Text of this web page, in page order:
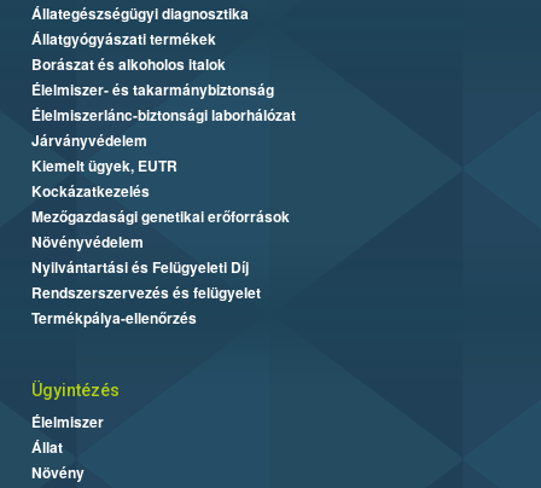
Állategészségügyi diagnosztika
Állatgyógyászati termékek
Borászat és alkoholos italok
Élelmiszer- és takarmánybiztonság
Élelmiszerlánc-biztonsági laborhálózat
Járványvédelem
Kiemelt ügyek, EUTR
Kockázatkezelés
Mezőgazdasági genetikai erőforrások
Növényvédelem
Nyilvántartási és Felügyeleti Díj
Rendszerszervezés és felügyelet
Termékpálya-ellenőrzés
Ügyintézés
Élelmiszer
Állat
Növény